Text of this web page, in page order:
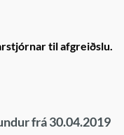
til afgreiðslu.
frá 30.04.2019